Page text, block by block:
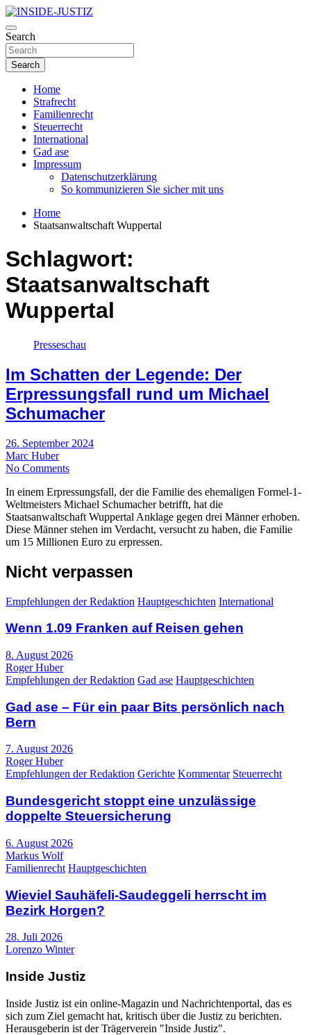
Skip
to
content
INSIDE-JUSTIZ
Investigativer Journalismus zur Dritten Gewalt
Search
Search
Home
Strafrecht
Familienrecht
Steuerrecht
International
Gad ase
Impressum
Datenschutzerklärung
So kommunizieren Sie sicher mit uns
Home
Staatsanwaltschaft Wuppertal
Schlagwort:
Staatsanwaltschaft
Wuppertal
Presseschau
Im Schatten der Legende: Der
Erpressungsfall rund um Michael
Schumacher
26. September 2024
Marc Huber
No Comments
In einem Erpressungsfall, der die Familie des ehemaligen Formel-1-
Weltmeisters Michael Schumacher betrifft, hat die
Staatsanwaltschaft Wuppertal Anklage gegen drei Männer erhoben.
Diese Männer stehen im Verdacht, versucht zu haben, die Familie
um 15 Millionen Euro zu erpressen.
Nicht verpassen
Empfehlungen der Redaktion Hauptgeschichten International
Wenn 1.09 Franken auf Reisen gehen
8. August 2026
Roger Huber
Empfehlungen der Redaktion Gad ase Hauptgeschichten
Gad ase – Für ein paar Bits persönlich nach
Bern
7. August 2026
Roger Huber
Empfehlungen der Redaktion Gerichte Kommentar Steuerrecht
Bundesgericht stoppt eine unzulässige
doppelte Steuersicherung
6. August 2026
Markus Wolf
Familienrecht Hauptgeschichten
Wieviel Sauhäfeli-Saudeggeli herrscht im
Bezirk Horgen?
28. Juli 2026
Lorenzo Winter
Inside Justiz
Inside Justiz ist ein online-Magazin und Nachrichtenportal, das es
sich zum Ziel gemacht hat, kritisch über die Justiz zu berichten.
Herausgeberin ist der Trägerverein "Inside Justiz".